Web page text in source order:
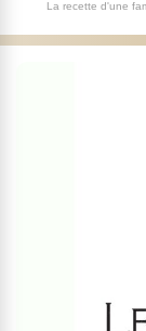
La recette d'une